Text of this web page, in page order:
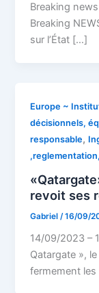
Breaking
Breaking
sur l’État […]
Europe ~
décisionnels,
responsable,
revoit ses
Gabriel /16/09/
14/09/2023 –
Qatargate »,
fermement